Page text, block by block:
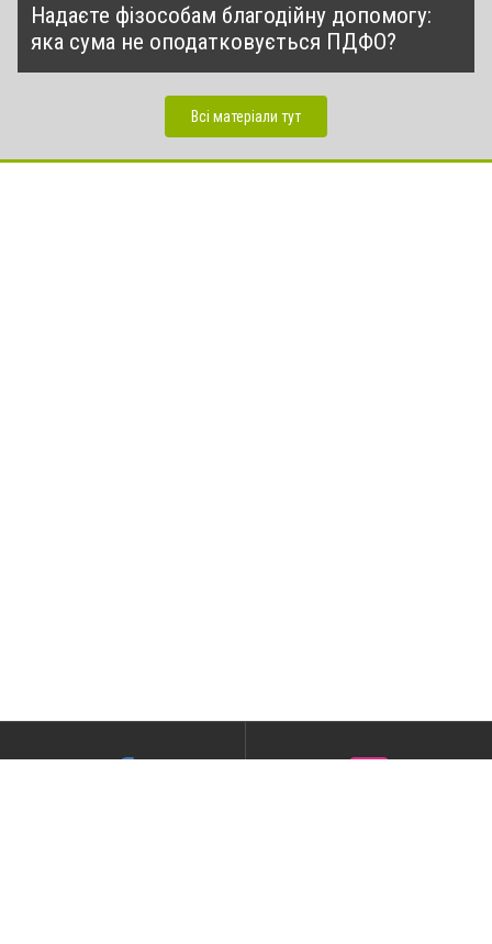
Надаєте фізособам благодійну допомогу:
яка сума не оподатковується ПДФО?
Всі матеріали тут